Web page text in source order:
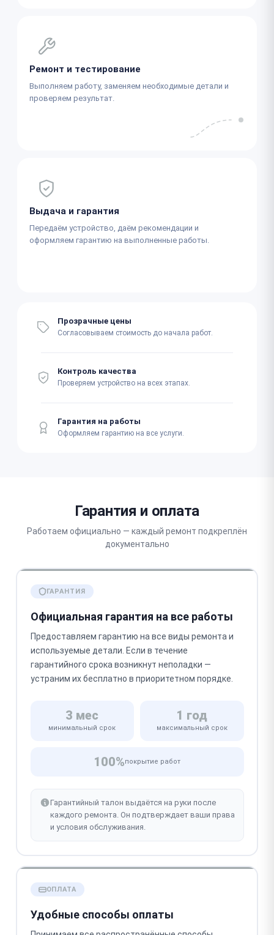
Ремонт и тестирование
Выполняем работу, заменяем необходимые детали и
проверяем результат.
Выдача и гарантия
Передаём устройство, даём рекомендации и
оформляем гарантию на выполненные работы.
Прозрачные цены
Согласовываем стоимость до начала работ.
Контроль качества
Проверяем устройство на всех этапах.
Гарантия на работы
Оформляем гарантию на все услуги.
Гарантия и оплата
Работаем официально — каждый ремонт подкреплён
документально
ГАРАНТИЯ
Официальная гарантия на все работы
Предоставляем гарантию на все виды ремонта и
используемые детали. Если в течение
гарантийного срока возникнут неполадки —
устраним их бесплатно в приоритетном порядке.
3 мес
минимальный срок
1 год
максимальный срок
100%покрытие работ
Гарантийный талон выдаётся на руки после
каждого ремонта. Он подтверждает ваши права
и условия обслуживания.
ОПЛАТА
Удобные способы оплаты